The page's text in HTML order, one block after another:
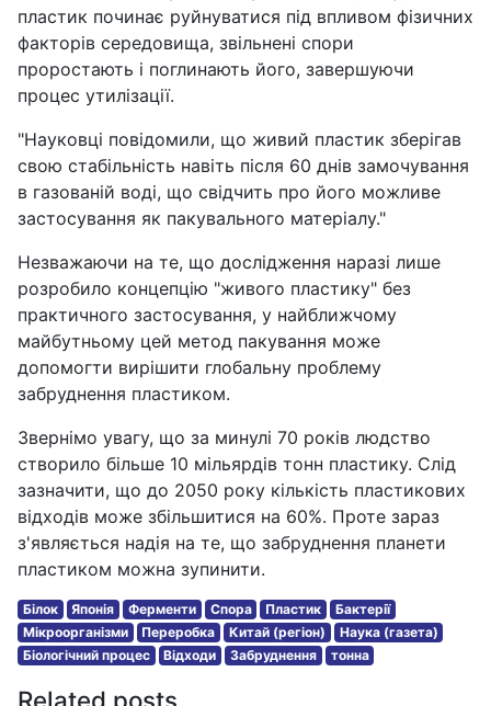
пластик починає руйнуватися під впливом фізичних
факторів середовища, звільнені спори
проростають і поглинають його, завершуючи
процес утилізації.
"Науковці повідомили, що живий пластик зберігав
свою стабільність навіть після 60 днів замочування
в газованій воді, що свідчить про його можливе
застосування як пакувального матеріалу."
Незважаючи на те, що дослідження наразі лише
розробило концепцію "живого пластику" без
практичного застосування, у найближчому
майбутньому цей метод пакування може
допомогти вирішити глобальну проблему
забруднення пластиком.
Звернімо увагу, що за минулі 70 років людство
створило більше 10 мільярдів тонн пластику. Слід
зазначити, що до 2050 року кількість пластикових
відходів може збільшитися на 60%. Проте зараз
з'являється надія на те, що забруднення планети
пластиком можна зупинити.
Білок Японія Ферменти Спора Пластик
Бактерії
Мікроорганізми
Переробка Китай (регіон)
Наука (газета)
Біологічний процес
Відходи Забруднення тонна